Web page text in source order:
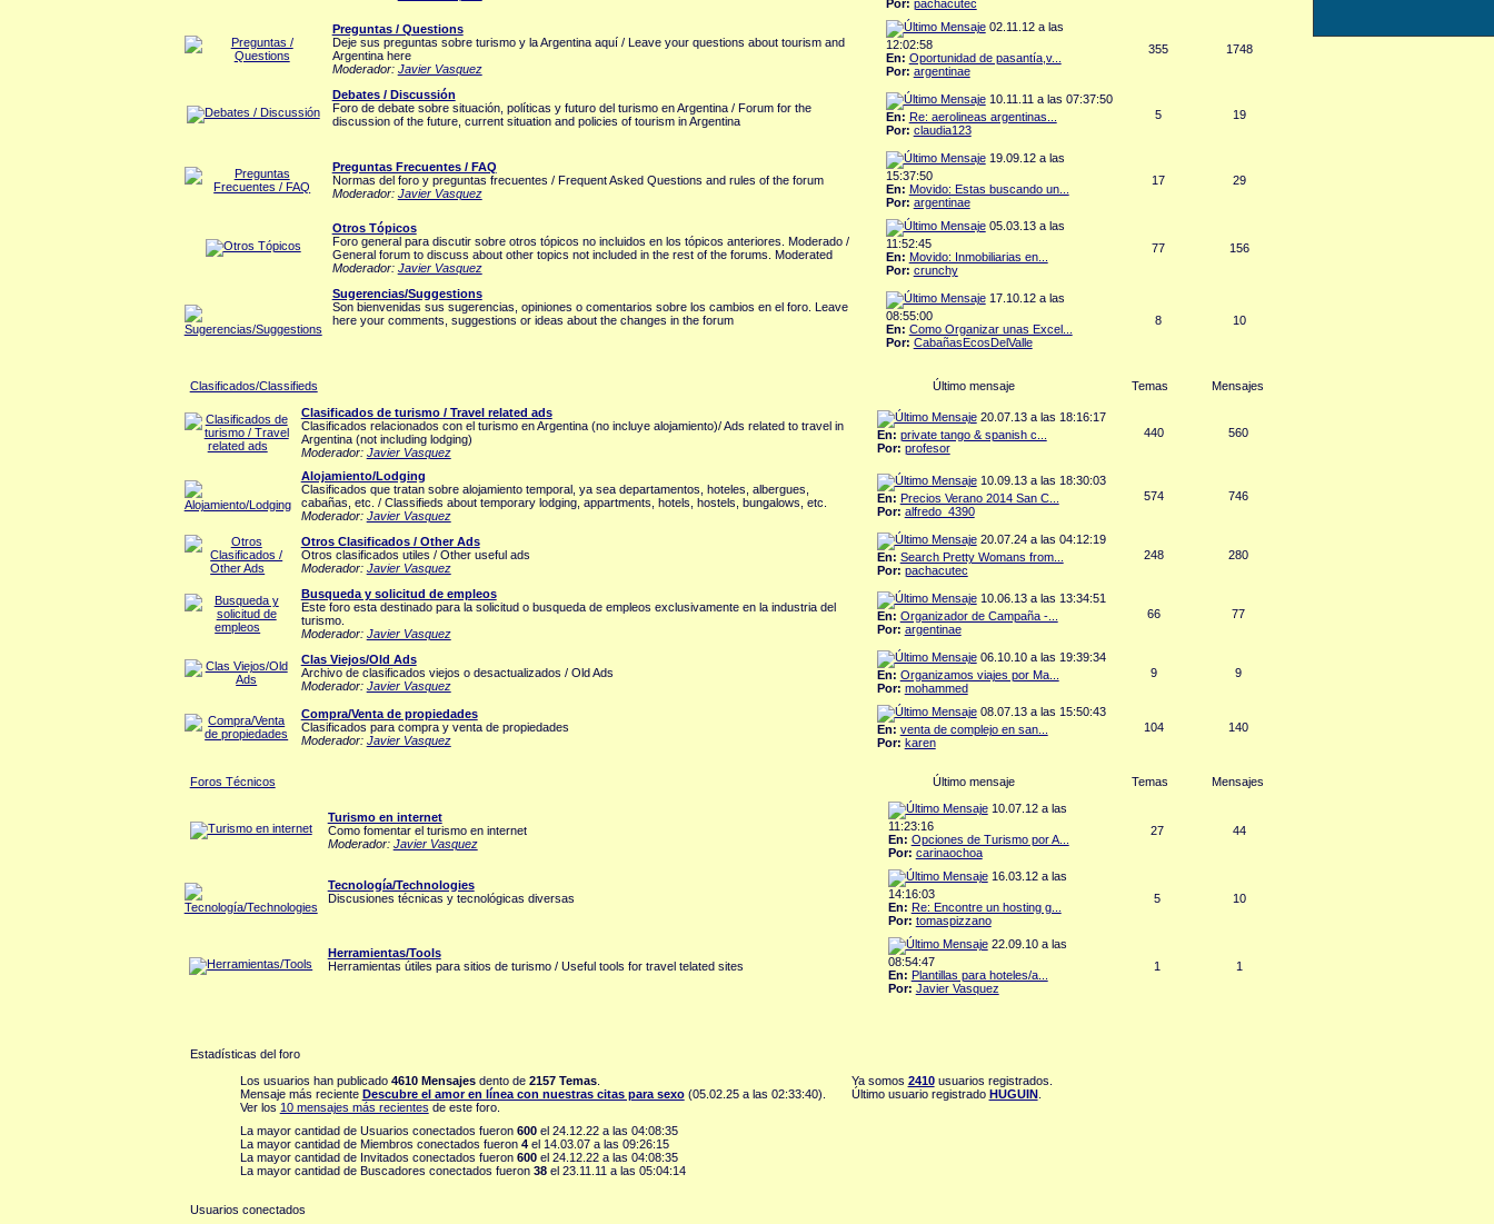
Por: pachacutec
Preguntas / Questions
Deje sus preguntas sobre turismo y la Argentina aquí / Leave your questions about tourism and
Argentina here
Moderador: Javier Vasquez
02.11.12 a las
12:02:58
En: Oportunidad de pasantía,v...
Por: argentinae
355 1748
Debates / Discussión
Foro de debate sobre situación, políticas y futuro del turismo en Argentina / Forum for the
discussion of the future, current situation and policies of tourism in Argentina
10.11.11 a las 07:37:50
En: Re: aerolineas argentinas...
Por: claudia123
5 19
Preguntas Frecuentes / FAQ
Normas del foro y preguntas frecuentes / Frequent Asked Questions and rules of the forum
Moderador: Javier Vasquez
19.09.12 a las
15:37:50
En: Movido: Estas buscando un...
Por: argentinae
17 29
Otros Tópicos
Foro general para discutir sobre otros tópicos no incluidos en los tópicos anteriores. Moderado /
General forum to discuss about other topics not included in the rest of the forums. Moderated
Moderador: Javier Vasquez
05.03.13 a las
11:52:45
En: Movido: Inmobiliarias en...
Por: crunchy
77 156
Sugerencias/Suggestions
Son bienvenidas sus sugerencias, opiniones o comentarios sobre los cambios en el foro. Leave
here your comments, suggestions or ideas about the changes in the forum
17.10.12 a las
08:55:00
En: Como Organizar unas Excel...
Por: CabañasEcosDelValle
8 10
Clasificados/Classifieds Último mensaje Temas
Mensajes
Clasificados de turismo / Travel related ads
Clasificados relacionados con el turismo en Argentina (no incluye alojamiento)/ Ads related to travel in
Argentina (not including lodging)
Moderador: Javier Vasquez
20.07.13 a las 18:16:17
En: private tango & spanish c...
Por: profesor
440 560
Alojamiento/Lodging
Clasificados que tratan sobre alojamiento temporal, ya sea departamentos, hoteles, albergues,
cabañas, etc. / Classifieds about temporary lodging, appartments, hotels, hostels, bungalows, etc.
Moderador: Javier Vasquez
10.09.13 a las 18:30:03
En: Precios Verano 2014 San C...
Por: alfredo_4390
574 746
Otros Clasificados / Other Ads
Otros clasificados utiles / Other useful ads
Moderador: Javier Vasquez
20.07.24 a las 04:12:19
En: Search Pretty Womans from...
Por: pachacutec
248 280
Busqueda y solicitud de empleos
Este foro esta destinado para la solicitud o busqueda de empleos exclusivamente en la industria del
turismo.
Moderador: Javier Vasquez
10.06.13 a las 13:34:51
En: Organizador de Campaña -...
Por: argentinae
66 77
Clas Viejos/Old Ads
Archivo de clasificados viejos o desactualizados / Old Ads
Moderador: Javier Vasquez
06.10.10 a las 19:39:34
En: Organizamos viajes por Ma...
Por: mohammed
9 9
Compra/Venta de propiedades
Clasificados para compra y venta de propiedades
Moderador: Javier Vasquez
08.07.13 a las 15:50:43
En: venta de complejo en san...
Por: karen
104 140
Foros Técnicos Último mensaje Temas Mensajes
Turismo en internet
Como fomentar el turismo en internet
Moderador: Javier Vasquez
10.07.12 a las
11:23:16
En: Opciones de Turismo por A...
Por: carinaochoa
27 44
Tecnología/Technologies
Discusiones técnicas y tecnológicas diversas
16.03.12 a las
14:16:03
En: Re: Encontre un hosting g...
Por: tomaspizzano
5 10
Herramientas/Tools
Herramientas útiles para sitios de turismo / Useful tools for travel telated sites
22.09.10 a las
08:54:47
En: Plantillas para hoteles/a...
Por: Javier Vasquez
1 1
Estadísticas del foro
Los usuarios han publicado 4610 Mensajesdento de 2157 Temas.
Mensaje más reciente Descubre el amor en línea con nuestras citas para sexo(05.02.25 a las 02:33:40).
Ver los 10 mensajes más recientes de este foro.
Ya somos 2410usuarios registrados.
Último usuario registrado HUGUIN.
La mayor cantidad de Usuarios conectados fueron 600el 24.12.22 a las 04:08:35
La mayor cantidad de Miembros conectados fueron 4el 14.03.07 a las 09:26:15
La mayor cantidad de Invitados conectados fueron 600el 24.12.22 a las 04:08:35
La mayor cantidad de Buscadores conectados fueron 38el 23.11.11 a las 05:04:14
Usuarios conectados